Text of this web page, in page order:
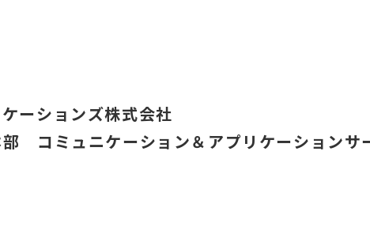
ーションズ株式会社
コミュニケーション＆アプリケーションサ